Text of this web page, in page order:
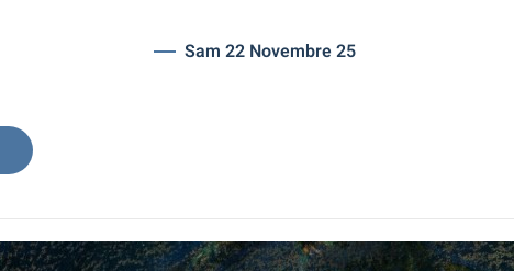
Sam 22 Novembre 25